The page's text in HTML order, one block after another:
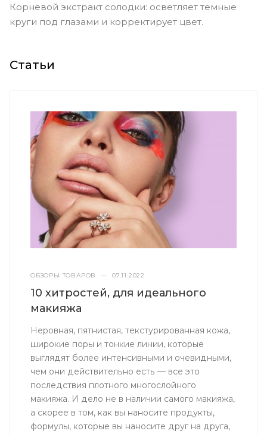
Корневой экстракт солодки: осветляет темные
круги под глазами и корректирует цвет.
Статьи
ОБЗОРЫ ТОВАРОВ — 07.11.2022
10 хитростей, для идеального
макияжа
Неровная, пятнистая, текстурированная кожа,
широкие поры и тонкие линии, которые
выглядят более интенсивными и очевидными,
чем они действительно есть — все это
последствия плотного многослойного
макияжа. И дело не в наличии самого макияжа,
а скорее в том, как вы наносите продукты,
формулы, которые вы наносите друг на друга,